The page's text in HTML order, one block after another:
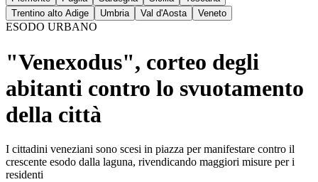
Trentino alto Adige
Umbria Val d'Aosta Veneto
ESODO URBANO
"Venexodus", corteo degli
abitanti contro lo svuotamento
della città
I cittadini veneziani sono scesi in piazza per manifestare contro il
crescente esodo dalla laguna, rivendicando maggiori misure per i
residenti